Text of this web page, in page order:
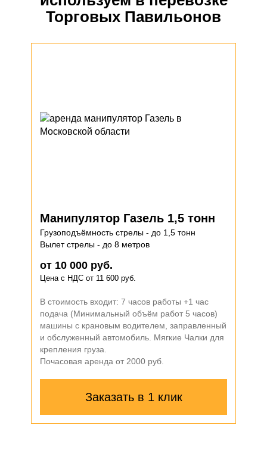
Торговых Павильонов
Манипулятор Газель 1,5 тонн
Грузоподъёмность стрелы - до 1,5 тонн
Вылет стрелы - до 8 метров
от 10 000 руб.
Цена с НДС от 11 600 руб.
В стоимость входит: 7 часов работы +1 час
подача (Минимальный объём работ 5 часов)
машины с крановым водителем, заправленный
и обслуженный автомобиль. Мягкие Чалки для
крепления груза.
Почасовая аренда от 2000 руб.
Заказать в 1 клик